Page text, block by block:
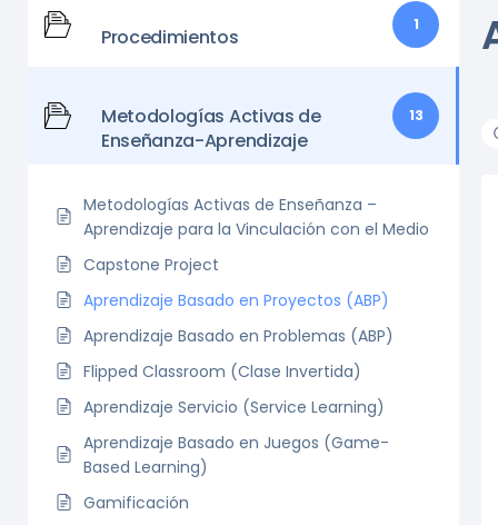
Procedimientos
1
Metodologías Activas de
Enseñanza-Aprendizaje
13
Metodologías Activas de Enseñanza –
Aprendizaje para la Vinculación con el Medio
Capstone Project
Aprendizaje Basado en Proyectos (ABP)
Aprendizaje Basado en Problemas (ABP)
Flipped Classroom (Clase Invertida)
Aprendizaje Servicio (Service Learning)
Aprendizaje Basado en Juegos (Game-
Based Learning)
Gamificación